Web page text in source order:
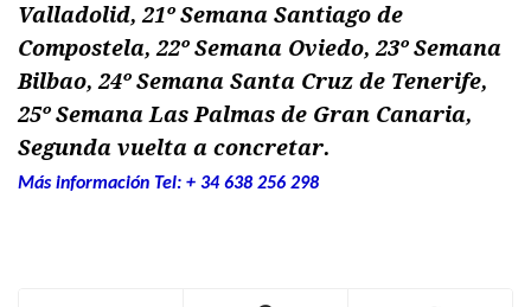
Valladolid, 21º Semana Santiago de
Compostela, 22º Semana Oviedo, 23º Semana
Bilbao, 24º Semana Santa Cruz de Tenerife,
25º Semana Las Palmas de Gran Canaria,
Segunda vuelta a concretar.
Más información Tel: + 34 638 256 298